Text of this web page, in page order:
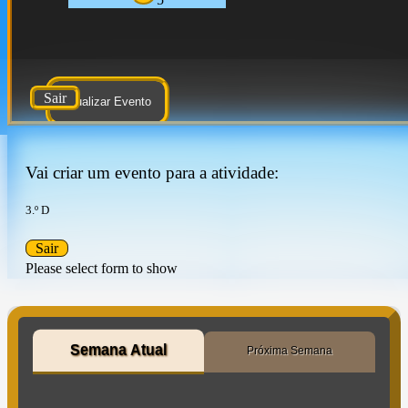
Atualizar Evento
Sair
Vai criar um evento para a atividade:
3.º D
Please select form to show
Sair
Semana Atual Próxima Semana